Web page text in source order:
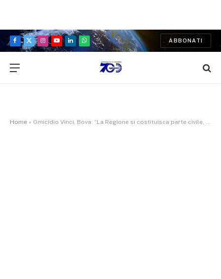
Facebook
X
Instagram
YouTubeLinkedInWhatsApp
ABBONATI
Home » Omicidio Vinci, Bova: “La Regione si costituisca parte civile, c’è ancora tempo”